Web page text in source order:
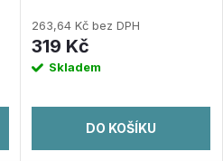
263,64 Kč bez DPH
319 Kč
Skladem
DO KOŠÍKU